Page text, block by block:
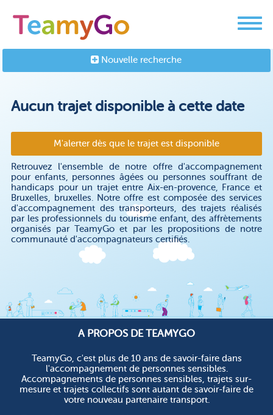
Nouvelle recherche
Aucun trajet disponible à cette date
M'alerter dès que le trajet est disponible
Retrouvez l'ensemble de notre offre d'accompagnement
pour enfants, personnes âgées ou personnes souffrant de
handicaps pour un trajet entre Aix-en-provence, France et
Bruxelles, bruxelles. Notre offre est composée des services
d'accompagnement des transporteurs, des trajets réalisés
par les professionnels du tourisme enfant, des affrètements
organisés par TeamyGo et par les propositions de notre
communauté d'accompagnateurs certifiés.
A PROPOS DE TEAMYGO
TeamyGo, c'est plus de 10 ans de savoir-faire dans
l'accompagnement de personnes sensibles.
Accompagnements de personnes sensibles, trajets sur-
mesure et trajets collectifs sont autant de savoir-faire de
votre nouveau partenaire transport.